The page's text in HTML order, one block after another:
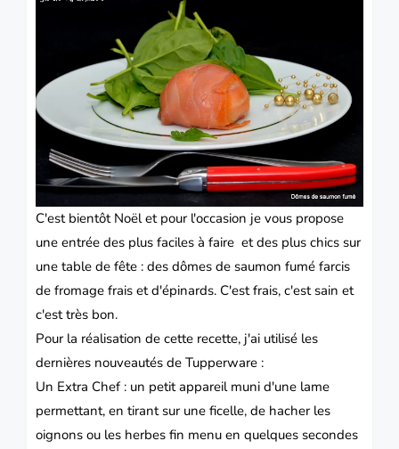
C'est bientôt Noëlet pour l'occasion je vous propose
une entrée des plus faciles à faire et des plus chics sur
une table de fête : des dômes de saumon fumé farcis
de fromage frais et d'épinards. C'est frais, c'est sain et
c'est très bon.
Pour la réalisation de cette recette, j'ai utilisé les
dernières nouveautés de Tupperware :
Un Extra Chef : un petit appareil muni d'une lame
permettant, en tirant sur une ficelle, de hacher les
oignons ou les herbes fin menu en quelques secondes